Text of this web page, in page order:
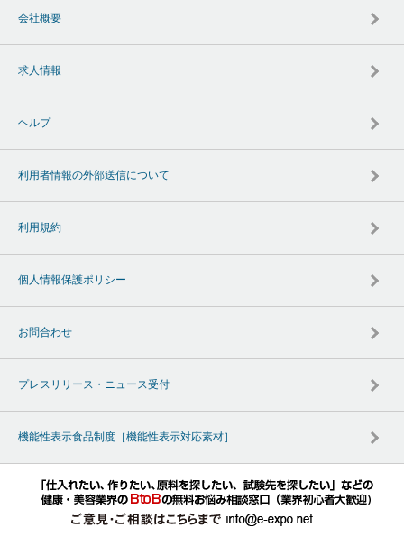
会社概要
求人情報
ヘルプ
利用者情報の外部送信について
利用規約
個人情報保護ポリシー
お問合わせ
プレスリリース・ニュース受付
機能性表示食品制度［機能性表示対応素材］